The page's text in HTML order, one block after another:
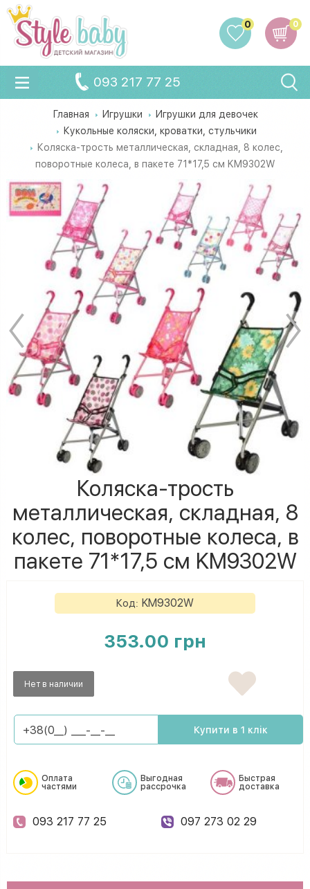
0
0
093 217 77 25
Главная Игрушки
Игрушки для девочек
Кукольные коляски, кроватки, стульчики
Коляска-трость металлическая, складная, 8 колес,
поворотные колеса, в пакете 71*17,5 см KM9302W
Коляска-трость
металлическая, складная, 8
колес, поворотные колеса, в
пакете 71*17,5 см KM9302W
Код: KM9302W
353.00 грн
Нет в наличии
Купити в 1 клік
Оплата
частями
Выгодная
рассрочка
Быстрая
доставка
093 217 77 25 097 273 02 29